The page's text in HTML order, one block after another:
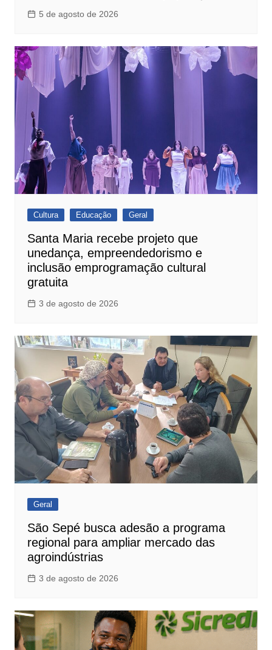
5 de agosto de 2026
Cultura Educação Geral
Santa Maria recebe projeto que
unedança, empreendedorismo e
inclusão emprogramação cultural
gratuita
3 de agosto de 2026
Geral
São Sepé busca adesão a programa
regional para ampliar mercado das
agroindústrias
3 de agosto de 2026